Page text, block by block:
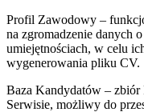
Profil Zawodowy –
na zgromadzenie danych
umiejętnościach, w celu
wygenerowania pliku CV.
Baza Kandydatów –
Serwisie, możliwy do